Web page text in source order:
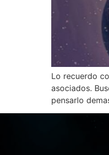
Lo recuerdo
asociados.
pensarlo